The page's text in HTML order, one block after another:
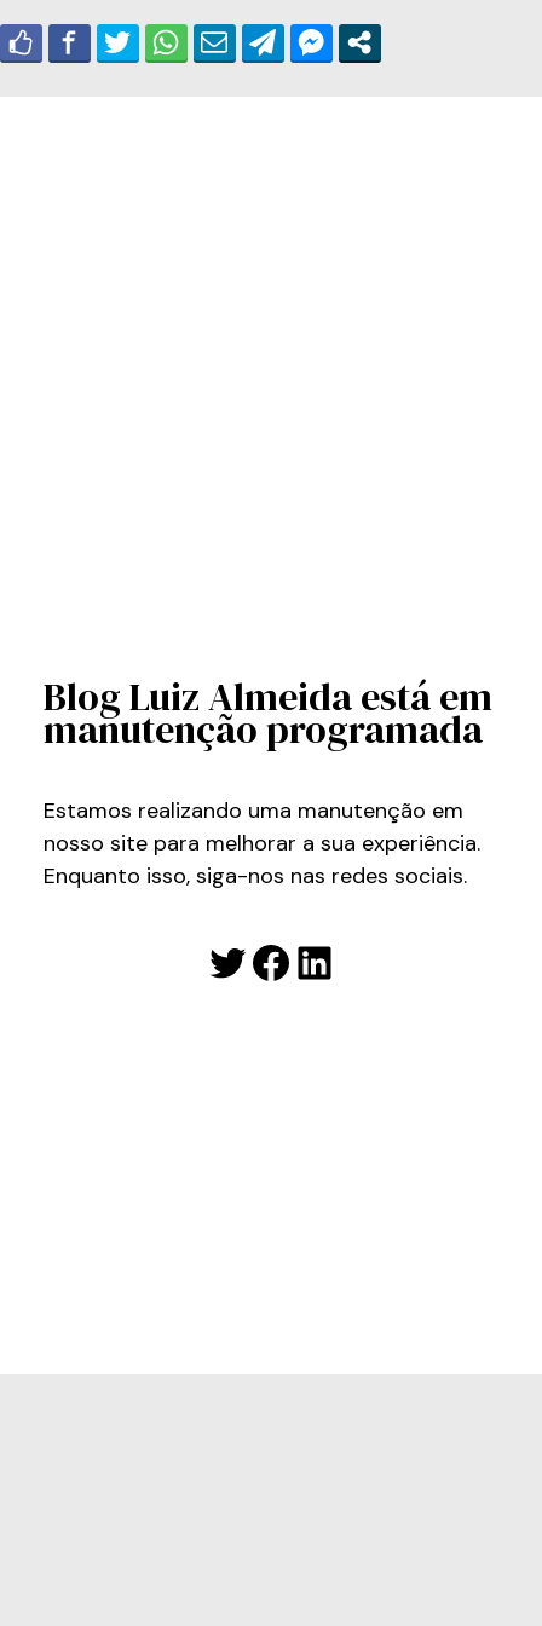
Blog Luiz Almeida está em
manutenção programada
Estamos realizando uma manutenção em
nosso site para melhorar a sua experiência.
Enquanto isso, siga-nos nas redes sociais.
Twitter
Facebook
LinkedIn